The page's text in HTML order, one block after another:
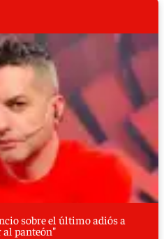
sobre el último adiós a
al panteón"